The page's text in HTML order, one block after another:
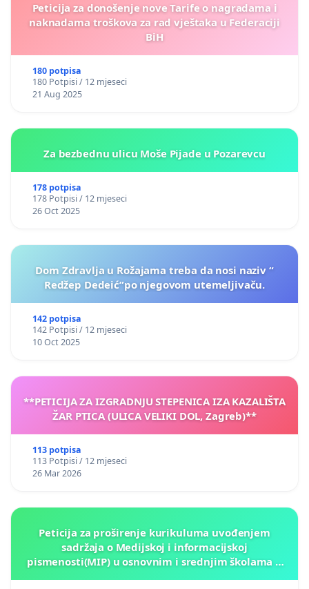
Peticija za donošenje nove Tarife o nagradama i
naknadama troškova za rad vještaka u Federaciji
BiH
180 potpisa
180 Potpisi / 12 mjeseci
21 Aug 2025
Za bezbednu ulicu Moše Pijade u Pozarevcu
178 potpisa
178 Potpisi / 12 mjeseci
26 Oct 2025
Dom Zdravlja u Rožajama treba da nosi naziv “
Redžep Dedeić”po njegovom utemeljivaču.
142 potpisa
142 Potpisi / 12 mjeseci
10 Oct 2025
**PETICIJA ZA IZGRADNJU STEPENICA IZA KAZALIŠTA
ŽAR PTICA (ULICA VELIKI DOL, Zagreb)**
113 potpisa
113 Potpisi / 12 mjeseci
26 Mar 2026
Peticija za proširenje kurikuluma uvođenjem
sadržaja o Medijskoj i informacijskoj
pismenosti(MIP) u osnovnim i srednjim školama u